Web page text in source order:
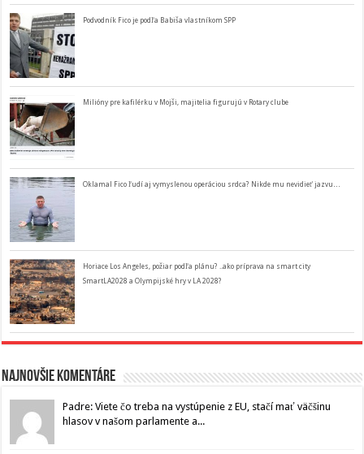
Podvodník Fico je podľa Babiša vlastníkom SPP
Milióny pre kafilérku v Mojši, majitelia figurujú v Rotary clube
Oklamal Fico ľudí aj vymyslenou operáciou srdca? Nikde mu nevidieť jazvu…
Horiace Los Angeles, požiar podľa plánu? ..ako príprava na smart city
SmartLA2028 a Olympijské hry v LA 2028?
Najnovšie komentáre
Padre: Viete čo treba na vystúpenie z EU, stačí mať väčšinu
hlasov v našom parlamente a...